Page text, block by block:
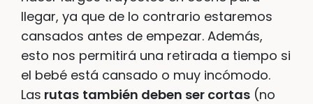
llegar, ya que de lo contrario estaremos
cansados antes de empezar. Además,
esto nos permitirá una retirada a tiempo si
el bebé está cansado o muy incómodo.
Las rutas también deben ser cortas (no